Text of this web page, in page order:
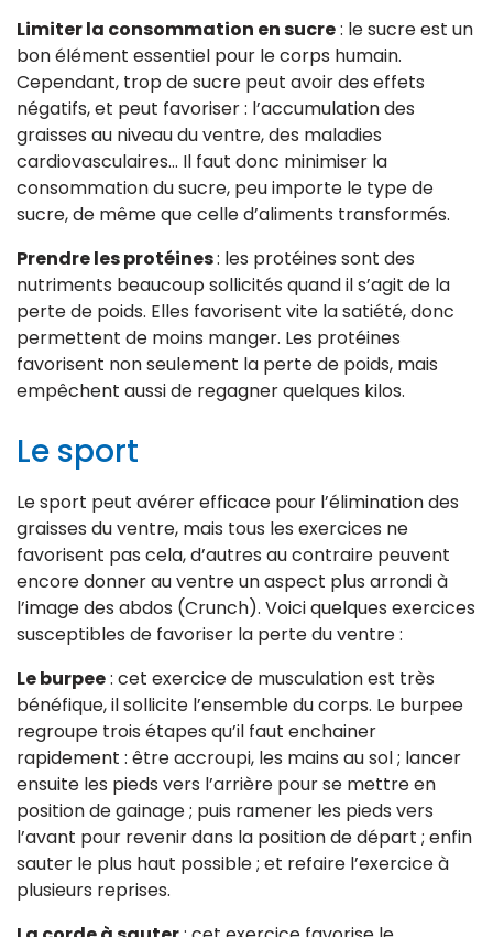
Limiter la consommation en sucre: le sucre est un
bon élément essentiel pour le corps humain.
Cependant, trop de sucre peut avoir des effets
négatifs, et peut favoriser : l’accumulation des
graisses au niveau du ventre, des maladies
cardiovasculaires… Il faut donc minimiser la
consommation du sucre, peu importe le type de
sucre, de même que celle d’aliments transformés.
Prendre les protéines: les protéines sont des
nutriments beaucoup sollicités quand il s’agit de la
perte de poids. Elles favorisent vite la satiété, donc
permettent de moins manger. Les protéines
favorisent non seulement la perte de poids, mais
empêchent aussi de regagner quelques kilos.
Le sport
Le sport peut avérer efficace pour l’élimination des
graisses du ventre, mais tous les exercices ne
favorisent pas cela, d’autres au contraire peuvent
encore donner au ventre un aspect plus arrondi à
l’image des abdos (Crunch). Voici quelques exercices
susceptibles de favoriser la perte du ventre :
Le burpee: cet exercice de musculation est très
bénéfique, il sollicite l’ensemble du corps. Le burpee
regroupe trois étapes qu’il faut enchainer
rapidement : être accroupi, les mains au sol ; lancer
ensuite les pieds vers l’arrière pour se mettre en
position de gainage ; puis ramener les pieds vers
l’avant pour revenir dans la position de départ ; enfin
sauter le plus haut possible ; et refaire l’exercice à
plusieurs reprises.